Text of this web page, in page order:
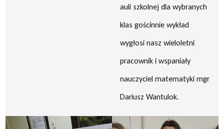
auli szkolnej dla wybranych
klas gościnnie wykład
wygłosi nasz wieloletni
pracownik i wspaniały
nauczyciel matematyki mgr
Dariusz Wantulok.